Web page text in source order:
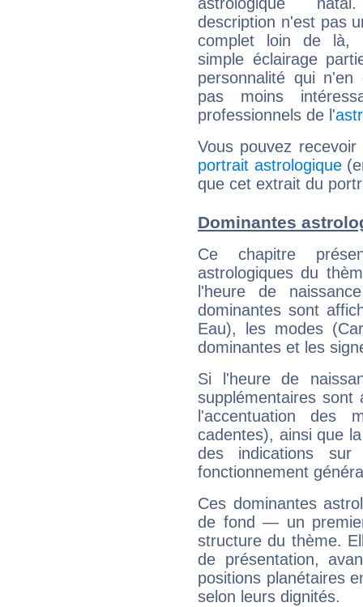
astrologique
description n'est pas
complet loin de là,
simple éclairage
personnalité qui n'en
pas moins
professionnels de l'
Vous pouvez
portrait astrologique
que cet extrait du
Dominantes
Ce chapitre
astrologiques du
l'heure de
dominantes sont
Eau), les modes
dominantes et les
Si l'heure de
supplémentaires sont
l'accentuation des
cadentes), ainsi que
des indications sur
fonctionnement
Ces dominantes
de fond — un
structure du thème.
de présentation,
positions planétaires
selon leurs dignités.